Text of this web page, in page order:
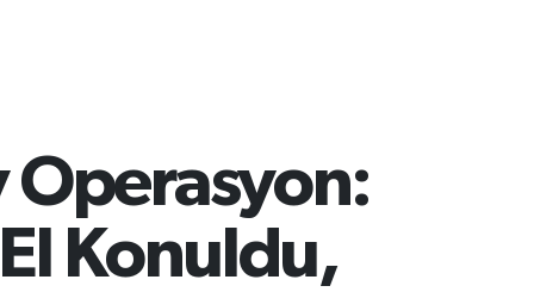
Operasyon:
Konuldu,